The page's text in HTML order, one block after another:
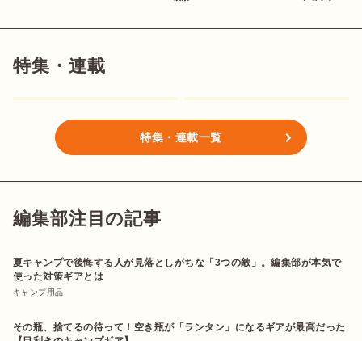
特集・連載
特集・連載一覧
編集部注目の記事
夏キャンプで後悔する人が見落としがちな「3つの敵」。編集部が本気で
使った対策ギアとは
キャンプ用品
その瓶、捨てるの待って！空き瓶が「ランタン」になるギアが最高だった